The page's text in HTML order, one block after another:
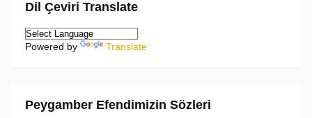
Dil Çeviri Translate
Powered by Translate
Peygamber Efendimizin Sözleri